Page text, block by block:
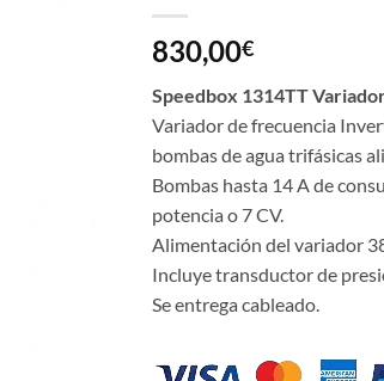
830,00€
Speedbox 1314TT
Variador de frecuencia
bombas de agua trifásicas
Bombas hasta 14 A de
potencia o 7 CV.
Alimentación del variador
Incluye transductor de
Se entrega cableado.